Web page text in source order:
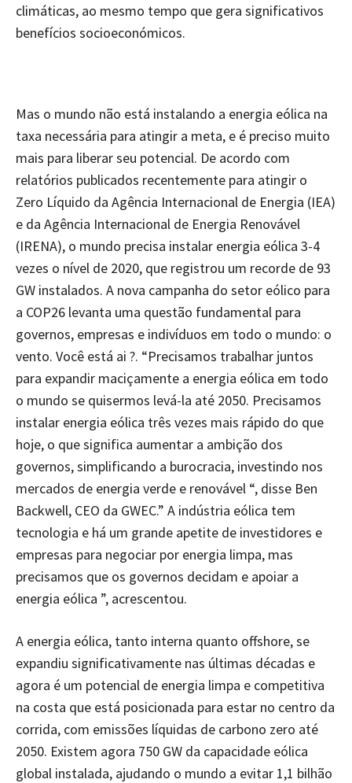
climáticas, ao mesmo tempo que gera significativos
benefícios socioeconómicos.
Mas o mundo não está instalando a energia eólica na
taxa necessária para atingir a meta, e é preciso muito
mais para liberar seu potencial. De acordo com
relatórios publicados recentemente para atingir o
Zero Líquido da Agência Internacional de Energia (IEA)
e da Agência Internacional de Energia Renovável
(IRENA), o mundo precisa instalar energia eólica 3-4
vezes o nível de 2020, que registrou um recorde de 93
GW instalados. A nova campanha do setor eólico para
a COP26 levanta uma questão fundamental para
governos, empresas e indivíduos em todo o mundo: o
vento. Você está ai ?. “Precisamos trabalhar juntos
para expandir maciçamente a energia eólica em todo
o mundo se quisermos levá-la até 2050. Precisamos
instalar energia eólica três vezes mais rápido do que
hoje, o que significa aumentar a ambição dos
governos, simplificando a burocracia, investindo nos
mercados de energia verde e renovável “, disse Ben
Backwell, CEO da GWEC.” A indústria eólica tem
tecnologia e há um grande apetite de investidores e
empresas para negociar por energia limpa, mas
precisamos que os governos decidam e apoiar a
energia eólica ”, acrescentou.
A energia eólica, tanto interna quanto offshore, se
expandiu significativamente nas últimas décadas e
agora é um potencial de energia limpa e competitiva
na costa que está posicionada para estar no centro da
corrida, com emissões líquidas de carbono zero até
2050. Existem agora 750 GW da capacidade eólica
global instalada, ajudando o mundo a evitar 1,1 bilhão